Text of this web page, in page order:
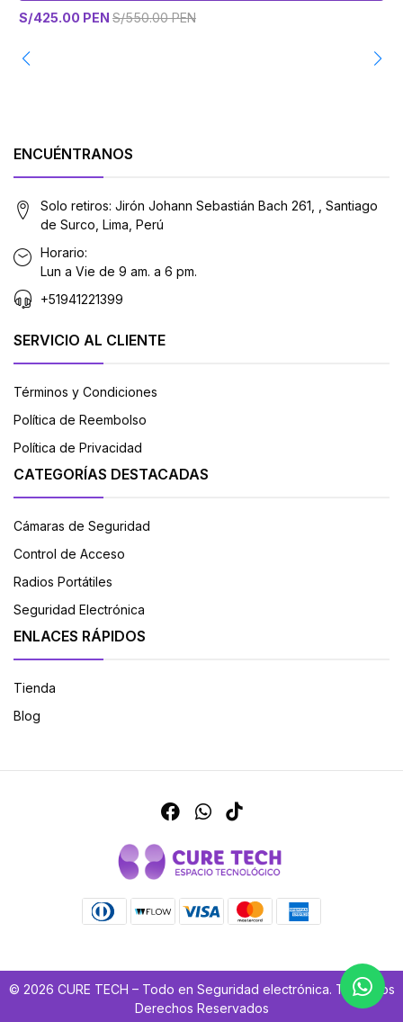
S/425.00 PEN S/550.00 PEN
ENCUÉNTRANOS
Solo retiros: Jirón Johann Sebastián Bach 261, , Santiago
de Surco, Lima, Perú
Horario:
Lun a Vie de 9 am. a 6 pm.
+51941221399
SERVICIO AL CLIENTE
Términos y Condiciones
Política de Reembolso
Política de Privacidad
CATEGORÍAS DESTACADAS
Cámaras de Seguridad
Control de Acceso
Radios Portátiles
Seguridad Electrónica
ENLACES RÁPIDOS
Tienda
Blog
© 2026 CURE TECH – Todo en Seguridad electrónica. Todos los
Derechos Reservados